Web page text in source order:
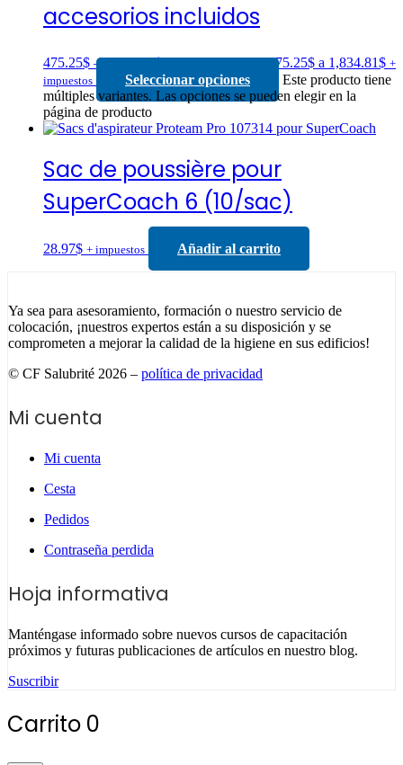
accesorios incluidos
475.25$ – 1,834.81$Rango de precios: 475.25$ a 1,834.81$ +
impuestos
Seleccionar opciones
Este producto tiene
múltiples variantes. Las opciones se pueden elegir en la
página de producto
Sac de poussière pour
SuperCoach 6 (10/sac)
28.97$ + impuestos Añadir al carrito
Ya sea para asesoramiento, formación o nuestro servicio de
colocación, ¡nuestros expertos están a su disposición y se
comprometen a mejorar la calidad de la higiene en sus edificios!
© CF Salubrité 2026 – política de privacidad
Mi cuenta
Mi cuenta
Cesta
Pedidos
Contraseña perdida
Hoja informativa
Manténgase informado sobre nuevos cursos de capacitación
próximos y futuras publicaciones de artículos en nuestro blog.
Suscribir
Carrito 0